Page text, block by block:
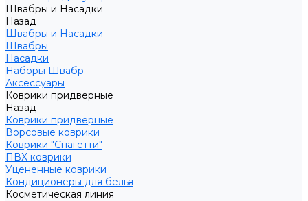
Швабры и Насадки
Назад
Швабры и Насадки
Швабры
Насадки
Наборы Швабр
Аксессуары
Коврики придверные
Назад
Коврики придверные
Ворсовые коврики
Коврики "Спагетти"
ПВХ коврики
Уцененные коврики
Кондиционеры для белья
Косметическая линия